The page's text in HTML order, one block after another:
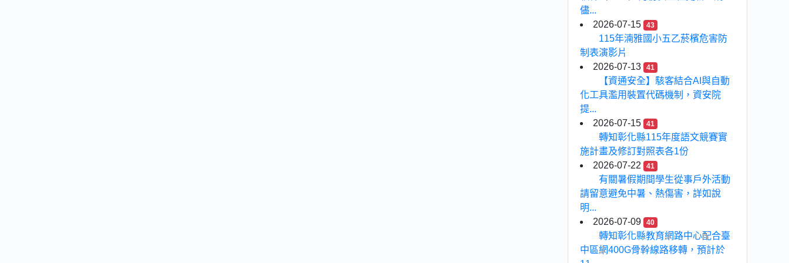
儘...
2026-07-15
43
115年湳雅國小五乙菸檳危害防
制表演影片
2026-07-13
41
【資通安全】駭客結合AI與自動
化工具濫用裝置代碼機制，資安院
提...
2026-07-15
41
轉知彰化縣115年度語文競賽實
施計畫及修訂對照表各1份
2026-07-22
41
有關暑假期間學生從事戶外活動
請留意避免中暑、熱傷害，詳如說
明...
2026-07-09
40
轉知彰化縣教育網路中心配合臺
中區網400G骨幹線路移轉，預計於